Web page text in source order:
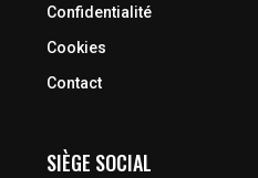
Confidentialité
Cookies
Contact
SIÈGE SOCIAL